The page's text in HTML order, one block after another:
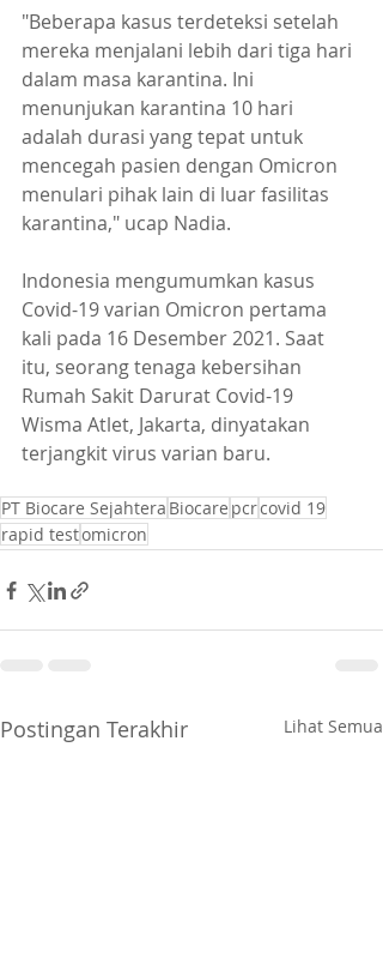
"Beberapa kasus terdeteksi setelah
mereka menjalani lebih dari tiga hari
dalam masa karantina. Ini
menunjukan karantina 10 hari
adalah durasi yang tepat untuk
mencegah pasien dengan Omicron
menulari pihak lain di luar fasilitas
karantina," ucap Nadia.
Indonesia mengumumkan kasus
Covid-19 varian Omicron pertama
kali pada 16 Desember 2021. Saat
itu, seorang tenaga kebersihan
Rumah Sakit Darurat Covid-19
Wisma Atlet, Jakarta, dinyatakan
terjangkit virus varian baru.
PT Biocare Sejahtera Biocare pcrcovid 19
rapid testomicron
Postingan Terakhir Lihat Semua